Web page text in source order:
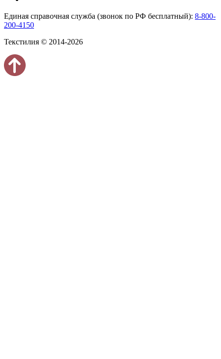
Единая справочная служба (звонок по РФ бесплатный): 8-800-
200-4150
Текстилия © 2014-2026